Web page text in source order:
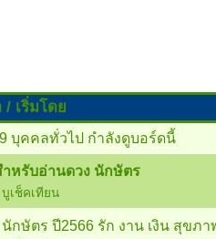
/ เริ่มโดย
บุคคลทั่วไป กำลังดูบอร์ดนี้
หรับอ่านดวง นักษัตร
บูเช็คเทียน
นักษัตร ปี2566 รัก งาน เงิน สุขภา